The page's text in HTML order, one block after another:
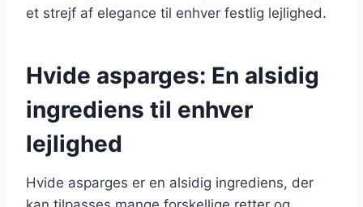
et strejf af elegance til enhver festlig lejlighed.
Hvide asparges: En alsidig
ingrediens til enhver
lejlighed
Hvide asparges er en alsidig ingrediens, der